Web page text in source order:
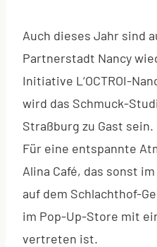
Auch dieses Jahr sind
Partnerstadt Nancy
Initiative L‘OCTROI-
wird das Schmuck-
Straßburg zu Gast sein.
Für eine entspannte
Alina Café, das sonst
auf dem Schlachthof-
im Pop-Up-Store mit
vertreten ist.